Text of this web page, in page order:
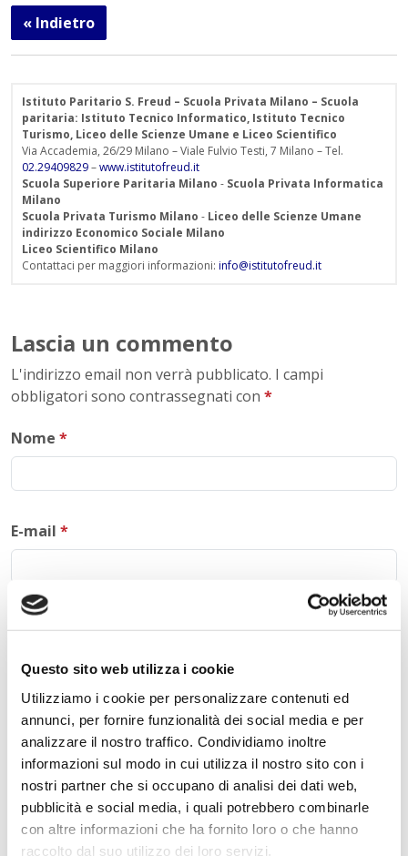
Questo sito web utilizza i cookie
Utilizziamo i cookie per personalizzare contenuti ed
annunci, per fornire funzionalità dei social media e per
analizzare il nostro traffico. Condividiamo inoltre
informazioni sul modo in cui utilizza il nostro sito con i
nostri partner che si occupano di analisi dei dati web,
pubblicità e social media, i quali potrebbero combinarle
con altre informazioni che ha fornito loro o che hanno
raccolto dal suo utilizzo dei loro servizi.
« Indietro
Istituto Paritario S. Freud – Scuola Privata Milano – Scuola
paritaria: Istituto Tecnico Informatico, Istituto Tecnico
Turismo, Liceo delle Scienze Umane e Liceo Scientifico
Via Accademia, 26/29 Milano – Viale Fulvio Testi, 7 Milano – Tel.
02.29409829–www.istitutofreud.it
Scuola Superiore Paritaria Milano - Scuola Privata Informatica
Milano
Scuola Privata Turismo Milano - Liceo delle Scienze Umane
indirizzo Economico Sociale Milano
Liceo Scientifico Milano
Contattaci per maggiori informazioni: info@istitutofreud.it
Lascia un commento
L'indirizzo email non verrà pubblicato. I campi
obbligatori sono contrassegnati con *
Nome *
E-mail *
Acconsento al trattamento deidati personali